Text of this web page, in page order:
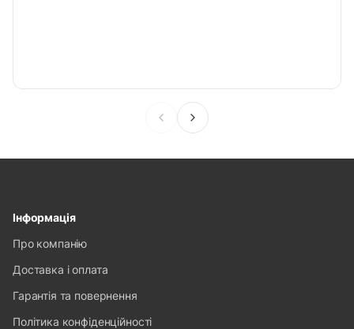
Інформація
Про компанію
Доставка і оплата
Гарантія та повернення
Політика конфіденційності